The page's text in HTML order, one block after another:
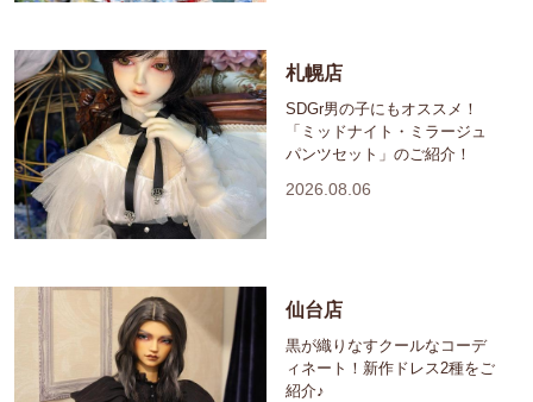
札幌店
SDGr男の子にもオススメ！
「ミッドナイト・ミラージュ
パンツセット」のご紹介！
2026.08.06
仙台店
黒が織りなすクールなコーデ
ィネート！新作ドレス2種をご
紹介♪